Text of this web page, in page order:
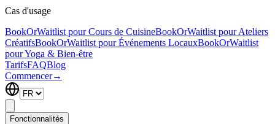
Cas d'usage
BookOrWaitlist pour Cours de CuisineBookOrWaitlist pour Ateliers
CréatifsBookOrWaitlist pour Événements LocauxBookOrWaitlist
pour Yoga & Bien-être
TarifsFAQBlog
Commencer→
Fonctionnalités